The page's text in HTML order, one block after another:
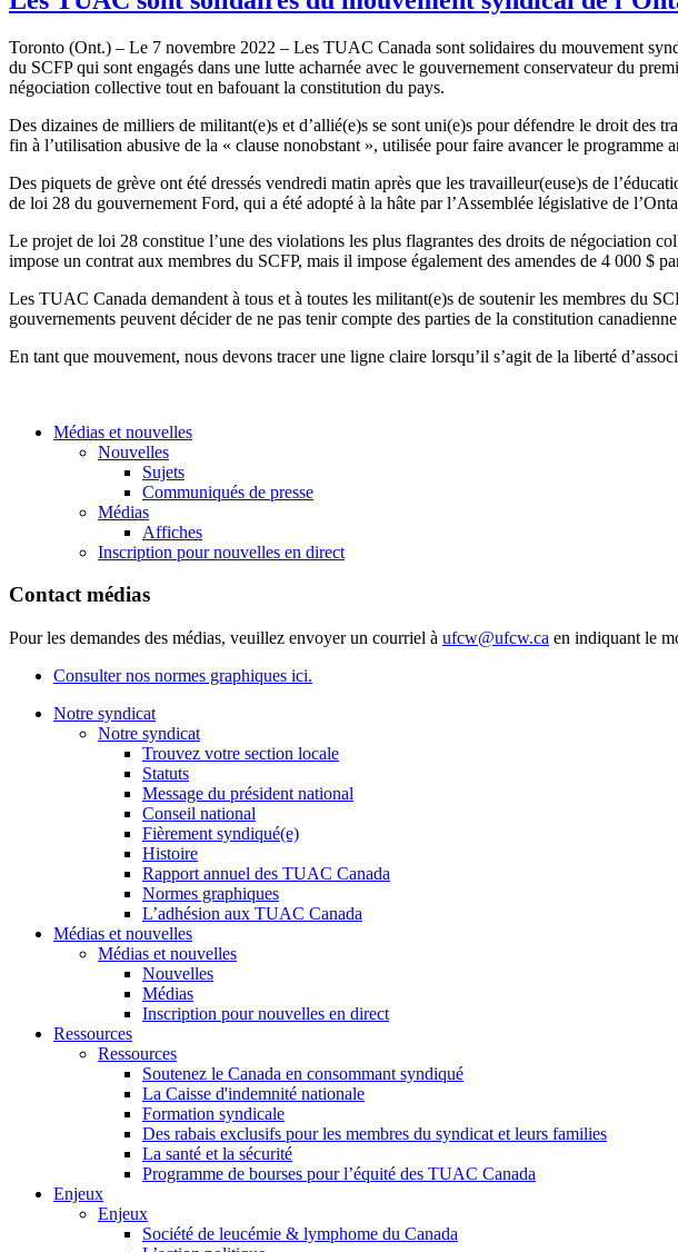
Toronto (Ont.) – Le 7 novembre 2022 – Les TUAC Canada sont solidaires du mouvement
du SCFP qui sont engagés dans une lutte acharnée avec le gouvernement conservateur du
négociation collective tout en bafouant la constitution du pays.
Des dizaines de milliers de militant(e)s et d’allié(e)s se sont uni(e)s pour défendre le droit des
fin à l’utilisation abusive de la « clause nonobstant », utilisée pour faire avancer le programme
Des piquets de grève ont été dressés vendredi matin après que les travailleur(euse)s de
de loi 28 du gouvernement Ford, qui a été adopté à la hâte par l’Assemblée législative de
Le projet de loi 28 constitue l’une des violations les plus flagrantes des droits de négociation
impose un contrat aux membres du SCFP, mais il impose également des amendes de 4 000 $
Les TUAC Canada demandent à tous et à toutes les militant(e)s de soutenir les membres du
gouvernements peuvent décider de ne pas tenir compte des parties de la constitution
En tant que mouvement, nous devons tracer une ligne claire lorsqu’il s’agit de la liberté
Médias et nouvelles
Nouvelles
Sujets
Communiqués de presse
Médias
Affiches
Inscription pour nouvelles en direct
Contact médias
Pour les demandes des médias, veuillez envoyer un courriel à ufcw@ufcw.ca en indiquant le
Consulter nos normes graphiques ici.
Notre syndicat
Notre syndicat
Trouvez votre section locale
Statuts
Message du président national
Conseil national
Fièrement syndiqué(e)
Histoire
Rapport annuel des TUAC Canada
Normes graphiques
L’adhésion aux TUAC Canada
Médias et nouvelles
Médias et nouvelles
Nouvelles
Médias
Inscription pour nouvelles en direct
Ressources
Ressources
Soutenez le Canada en consommant syndiqué
La Caisse d'indemnité nationale
Formation syndicale
Des rabais exclusifs pour les membres du syndicat et leurs families
La santé et la sécurité
Programme de bourses pour l’équité des TUAC Canada
Enjeux
Enjeux
Société de leucémie & lymphome du Canada